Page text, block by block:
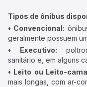
Tipos de ônibus
• Convencional:
geralmente possuem
• Executivo:
sanitário e, em alguns
• Leito ou Leito-
mais longas, com ar-